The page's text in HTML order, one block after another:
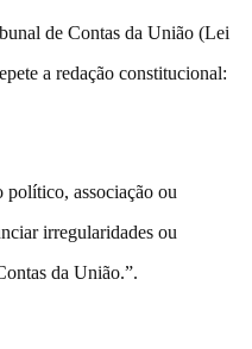
de Contas da União (Lei
a redação constitucional:
associação ou
irregularidades ou
da União.”.